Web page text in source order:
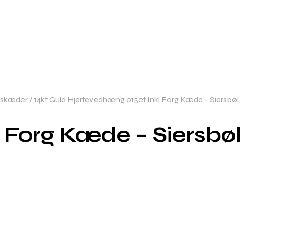
/ 14kt Guld Hjertevedhæng 015ct Inkl Forg Kæde – Siersbøl
Kæde – Siersbøl